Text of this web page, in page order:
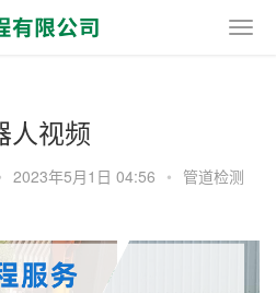
人视频
2023年5月1日 04:56 • 管道检测